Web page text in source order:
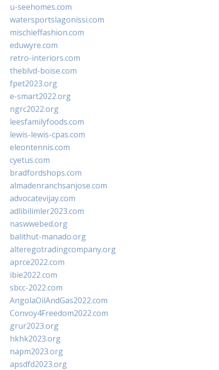
u-seehomes.com
watersportslagonissi.com
mischieffashion.com
eduwyre.com
retro-interiors.com
theblvd-boise.com
fpet2023.org
e-smart2022.org
ngrc2022.org
leesfamilyfoods.com
lewis-lewis-cpas.com
eleontennis.com
cyetus.com
bradfordshops.com
almadenranchsanjose.com
advocatevijay.com
adlibilimler2023.com
naswwebed.org
balithut-manado.org
alteregotradingcompany.org
aprce2022.com
ibie2022.com
sbcc-2022.com
AngolaOilAndGas2022.com
Convoy4Freedom2022.com
grur2023.org
hkhk2023.org
napm2023.org
apsdfd2023.org